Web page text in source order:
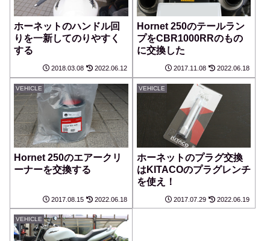
ホーネットのハンドル回
りを一新してのりやすく
する
2018.03.08 2022.06.12
Hornet 250のテールラン
プをCBR1000RRのもの
に交換した
2017.11.08 2022.06.18
VEHICLE
Hornet 250のエアークリ
ーナーを交換する
2017.08.15 2022.06.18
VEHICLE
ホーネットのプラグ交換
はKITACOのプラグレンチ
を使え！
2017.07.29 2022.06.19
VEHICLE